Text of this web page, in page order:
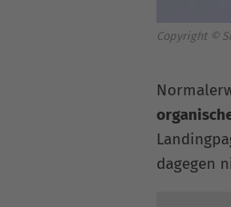
Copyright ©
dagegen